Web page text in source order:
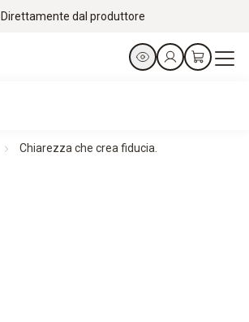
Direttamente dal produttore
Chiarezza che crea fiducia.